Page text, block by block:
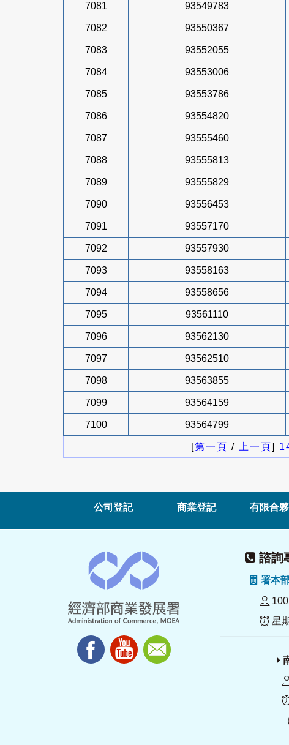
7081 93549783
7082 93550367
7083 93552055
7084 93553006
7085 93553786
7086 93554820
7087 93555460
7088 93555813
7089 93555829
7090 93556453
7091 93557170
7092 93557930
7093 93558163
7094 93558656
7095 93561110
7096 93562130
7097 93562510
7098 93563855
7099 93564159
7100 93564799
[第一頁 / 上一頁]
公司登記 商業登記 有限合
諮詢
署
星